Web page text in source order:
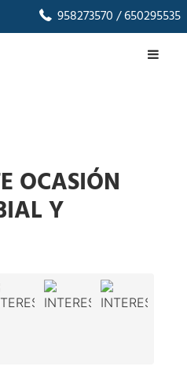
958273570/ 650295535
OCASIÓN
Y